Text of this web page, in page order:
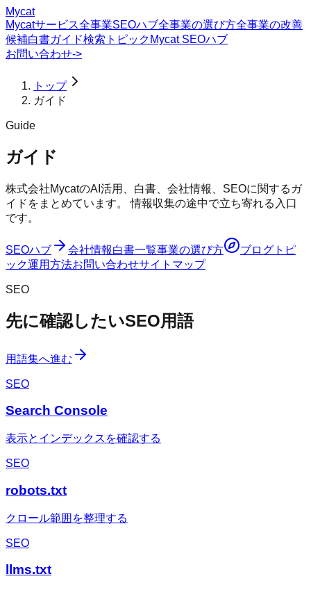
Mycat
Mycatサービス全事業SEOハブ全事業の選び方全事業の改善
候補白書ガイド検索トピック Mycat SEOハブ
お問い合わせ->
トップ
ガイド
Guide
ガイド
株式会社MycatのAI活用、白書、会社情報、SEOに関するガ
イドをまとめています。 情報収集の途中で立ち寄れる入口
です。
SEOハブ 会社情報白書一覧事業の選び方 ブログ トピ
ック運用方法お問い合わせサイトマップ
SEO
先に確認したいSEO用語
用語集へ進む
SEO
Search Console
表示とインデックスを確認する
SEO
robots.txt
クロール範囲を整理する
SEO
llms.txt